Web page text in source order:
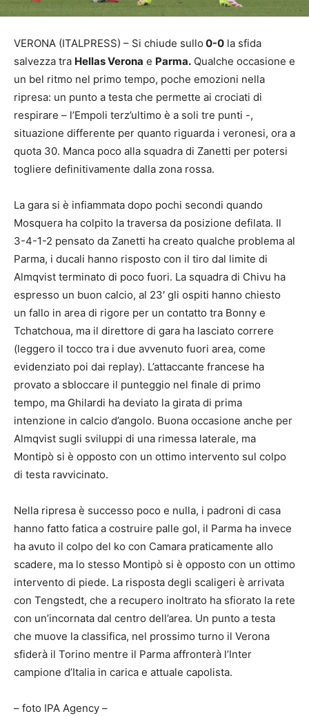
VERONA (ITALPRESS) – Si chiude sullo 0-0 la sfida
salvezza tra Hellas Verona e Parma. Qualche occasione e
un bel ritmo nel primo tempo, poche emozioni nella
ripresa: un punto a testa che permette ai crociati di
respirare – l’Empoli terz’ultimo è a soli tre punti -,
situazione differente per quanto riguarda i veronesi, ora a
quota 30. Manca poco alla squadra di Zanetti per potersi
togliere definitivamente dalla zona rossa.
La gara si è infiammata dopo pochi secondi quando
Mosquera ha colpito la traversa da posizione defilata. Il
3-4-1-2 pensato da Zanetti ha creato qualche problema al
Parma, i ducali hanno risposto con il tiro dal limite di
Almqvist terminato di poco fuori. La squadra di Chivu ha
espresso un buon calcio, al 23′ gli ospiti hanno chiesto
un fallo in area di rigore per un contatto tra Bonny e
Tchatchoua, ma il direttore di gara ha lasciato correre
(leggero il tocco tra i due avvenuto fuori area, come
evidenziato poi dai replay). L’attaccante francese ha
provato a sbloccare il punteggio nel finale di primo
tempo, ma Ghilardi ha deviato la girata di prima
intenzione in calcio d’angolo. Buona occasione anche per
Almqvist sugli sviluppi di una rimessa laterale, ma
Montipò si è opposto con un ottimo intervento sul colpo
di testa ravvicinato.
Nella ripresa è successo poco e nulla, i padroni di casa
hanno fatto fatica a costruire palle gol, il Parma ha invece
ha avuto il colpo del ko con Camara praticamente allo
scadere, ma lo stesso Montipò si è opposto con un ottimo
intervento di piede. La risposta degli scaligeri è arrivata
con Tengstedt, che a recupero inoltrato ha sfiorato la rete
con un’incornata dal centro dell’area. Un punto a testa
che muove la classifica, nel prossimo turno il Verona
sfiderà il Torino mentre il Parma affronterà l’Inter
campione d’Italia in carica e attuale capolista.
– foto IPA Agency –